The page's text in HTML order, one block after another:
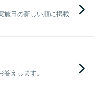
施日の新しい順に掲載
えします。